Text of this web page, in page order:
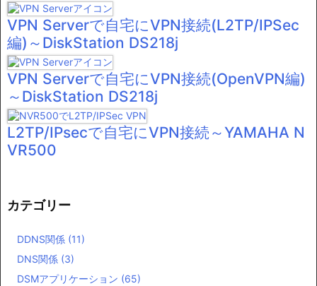
VPN Serverで自宅にVPN接続(L2TP/IPSec
編)～DiskStation DS218j
VPN Serverで自宅にVPN接続(OpenVPN編)
～DiskStation DS218j
L2TP/IPsecで自宅にVPN接続～YAMAHA N
VR500
カテゴリー
DDNS関係 (11)
DNS関係 (3)
DSMアプリケーション (65)